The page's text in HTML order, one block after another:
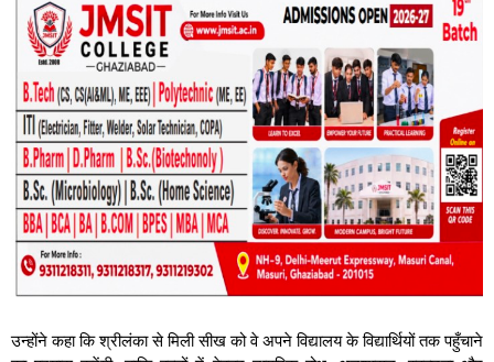
उन्होंने कहा कि श्रीलंका से मिली सीख को वे अपने विद्यालय के विद्यार्थियों तक पहुँचाने